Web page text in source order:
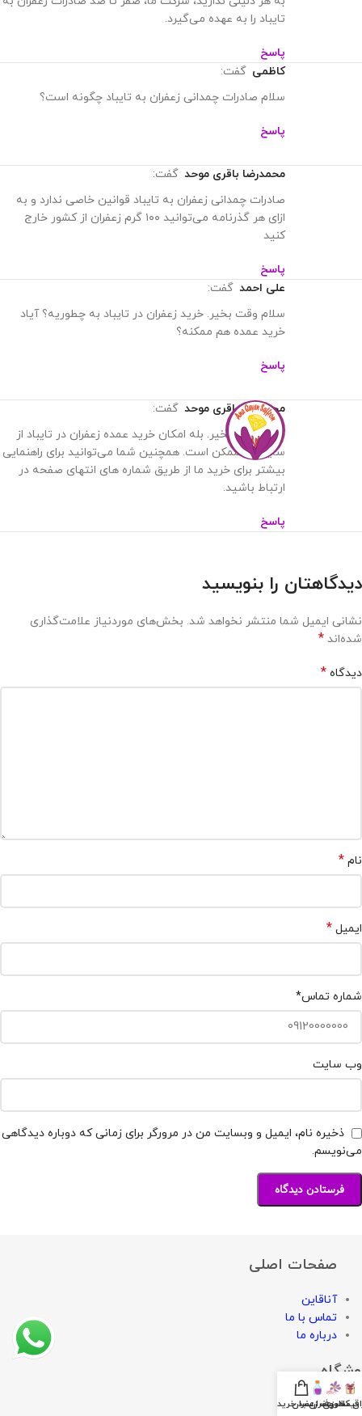
تایباد را به عهده می‌گیرد.
پاسخ
کاظمی گفت:
سلام صادرات چمدانی زعفران به تایباد چگونه است؟
پاسخ
محمدرضا باقری موحد گفت:
صادرات چمدانی زعفران به تایباد قوانین خاصی ندارد و به
ازای هر گذرنامه می‌توانید ۱۰۰ گرم زعفران از کشور خارج
کنید
پاسخ
علی احمد گفت:
سلام وقت بخیر. خرید زعفران در تایباد به چطوریه؟ آیاد
خرید عمده هم ممکنه؟
پاسخ
محمدرضا باقری موحد گفت:
سلام وقت بخیر. بله امکان خرید عمده زعفران در تایباد از
سایت ما ممکن است. همچنین شما می‌توانید برای راهنمایی
بیشتر برای خرید ما از طریق شماره های انتهای صفحه در
ارتباط باشید.
پاسخ
دیدگاهتان را بنویسید
نشانی ایمیل شما منتشر نخواهد شد. بخش‌های موردنیاز علامت‌گذاری
شده‌اند *
دیدگاه *
نام *
ایمیل *
شماره تماس*
وب‌ سایت
ذخیره نام، ایمیل و وبسایت من در مرورگر برای زمانی که دوباره دیدگاهی
می‌نویسم.
صفحات اصلی
آناقاین
تماس با ما
درباره ما
زعفران امروز
کادویی
قیمت زعفران
ظروف زعفران
سبد خرید